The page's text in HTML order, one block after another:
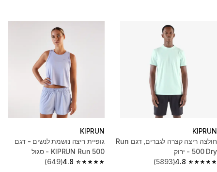
KIPRUN
חולצה ריצה קצרה לגברים, דגם Run
500 Dry - ירוק
4.8
4.8 out of 5 stars from 5893 reviews
(5893)
KIPRUN
גופיית ריצה נושמת לנשים - דגם
KIPRUN Run 500 - סגול
4.8
4.8 out of 5 stars from 649 reviews
(649)